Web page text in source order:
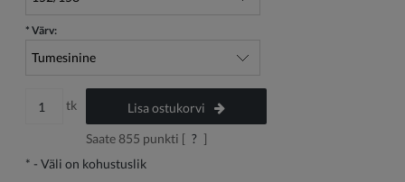
* Värv:
tk
Lisa ostukorvi
Saate 855 punkti [ ? ]
* - Väli on kohustuslik